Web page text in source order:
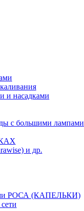
и насадками
с большими лампами
и др.
РОСА (КАПЕЛЬКИ)